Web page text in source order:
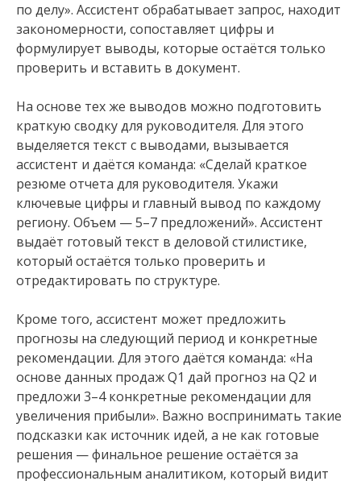
по делу». Ассистент обрабатывает запрос, находит
закономерности, сопоставляет цифры и
формулирует выводы, которые остаётся только
проверить и вставить в документ.
На основе тех же выводов можно подготовить
краткую сводку для руководителя. Для этого
выделяется текст с выводами, вызывается
ассистент и даётся команда: «Сделай краткое
резюме отчета для руководителя. Укажи
ключевые цифры и главный вывод по каждому
региону. Объем — 5–7 предложений». Ассистент
выдаёт готовый текст в деловой стилистике,
который остаётся только проверить и
отредактировать по структуре.
Кроме того, ассистент может предложить
прогнозы на следующий период и конкретные
рекомендации. Для этого даётся команда: «На
основе данных продаж Q1 дай прогноз на Q2 и
предложи 3–4 конкретные рекомендации для
увеличения прибыли». Важно воспринимать такие
подсказки как источник идей, а не как готовые
решения — финальное решение остаётся за
профессиональным аналитиком, который видит